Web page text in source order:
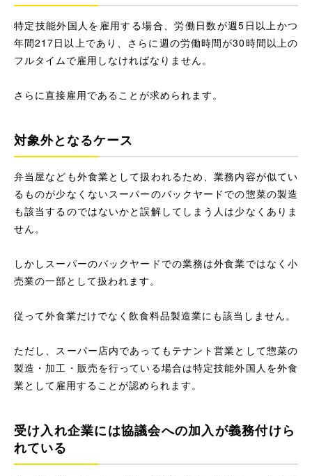
特定技能外国人を雇用する場合、労働日数が週5日以上かつ
年間217日以上であり、さらに週の労働時間が30時間以上の
フルタイムで雇用しなければなりません。
さらに直接雇用であることが求められます。
対象外となるケース
弁当屋なども外食業として扱われるため、業務内容が似てい
るものが少なくないスーパーのバックヤードでの惣菜の製造
も該当するのではないかと誤解してしまう人は少なくありま
せん。
しかしスーパーのバックヤードでの業務は外食業ではなく小
売業の一部として扱われます。
従って外食業だけでなく飲食料品製造業にも該当しません。
ただし、スーパー店内であってもテナント営業として惣菜の
製造・加工・販売を行っている場合は特定技能外国人を外食
業として雇用することが認められます。
受け入れ企業には協議会への加入が義務付けら
れている